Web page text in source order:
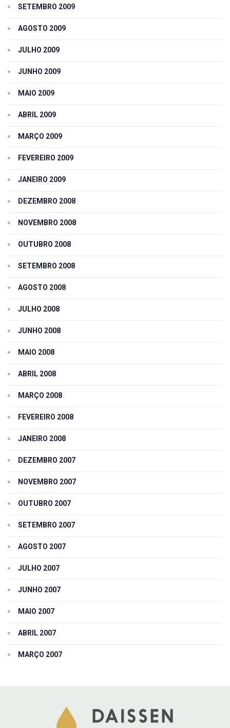
SETEMBRO 2009
AGOSTO 2009
JULHO 2009
JUNHO 2009
MAIO 2009
ABRIL 2009
MARÇO 2009
FEVEREIRO 2009
JANEIRO 2009
DEZEMBRO 2008
NOVEMBRO 2008
OUTUBRO 2008
SETEMBRO 2008
AGOSTO 2008
JULHO 2008
JUNHO 2008
MAIO 2008
ABRIL 2008
MARÇO 2008
FEVEREIRO 2008
JANEIRO 2008
DEZEMBRO 2007
NOVEMBRO 2007
OUTUBRO 2007
SETEMBRO 2007
AGOSTO 2007
JULHO 2007
JUNHO 2007
MAIO 2007
ABRIL 2007
MARÇO 2007